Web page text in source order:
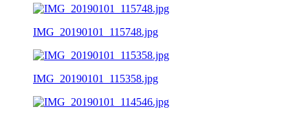
IMG_20190101_115748.jpg
IMG_20190101_115358.jpg